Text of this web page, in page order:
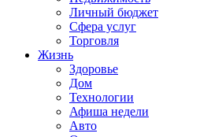
Личный бюджет
Сфера услуг
Торговля
Жизнь
Здоровье
Дом
Технологии
Афиша недели
Авто